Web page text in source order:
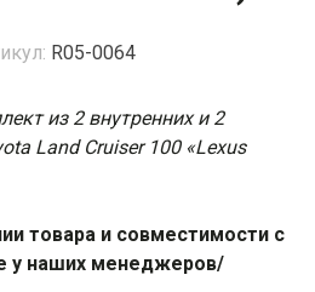
R05-0064
из 2 внутренних и 2
Land Cruiser 100 «Lexus
товара и совместимости с
у наших менеджеров/